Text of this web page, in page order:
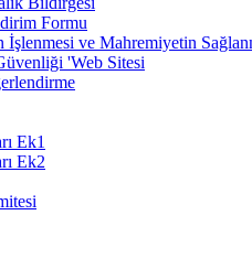
Formu
ve Mahremiyetin
'Web Sitesi
Ek1
Ek2